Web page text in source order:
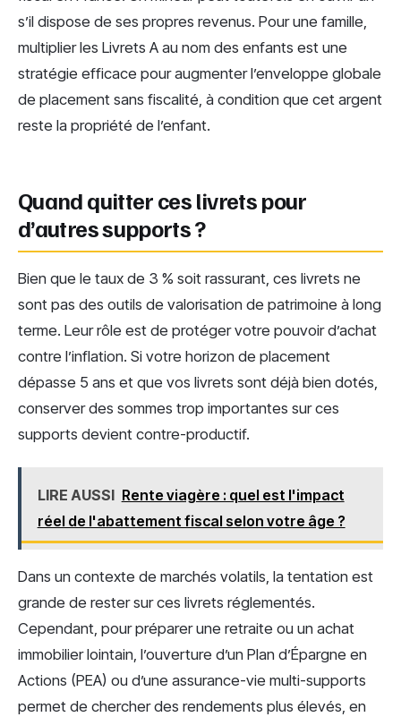
s’il dispose de ses propres revenus. Pour une famille,
multiplier les Livrets A au nom des enfants est une
stratégie efficace pour augmenter l’enveloppe globale
de placement sans fiscalité, à condition que cet argent
reste la propriété de l’enfant.
Quand quitter ces livrets pour
d’autres supports ?
Bien que le taux de 3 % soit rassurant, ces livrets ne
sont pas des outils de valorisation de patrimoine à long
terme. Leur rôle est de protéger votre pouvoir d’achat
contre l’inflation. Si votre horizon de placement
dépasse 5 ans et que vos livrets sont déjà bien dotés,
conserver des sommes trop importantes sur ces
supports devient contre-productif.
LIRE AUSSI Rente viagère : quel est l'impact
réel de l'abattement fiscal selon votre âge ?
Dans un contexte de marchés volatils, la tentation est
grande de rester sur ces livrets réglementés.
Cependant, pour préparer une retraite ou un achat
immobilier lointain, l’ouverture d’un Plan d’Épargne en
Actions (PEA) ou d’une assurance-vie multi-supports
permet de chercher des rendements plus élevés, en